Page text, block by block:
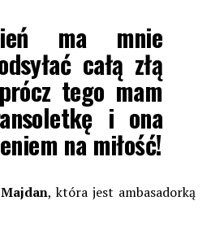
ma mnie
całą złą
tego mam
i ona
na miłość!
, która jest ambasadorką